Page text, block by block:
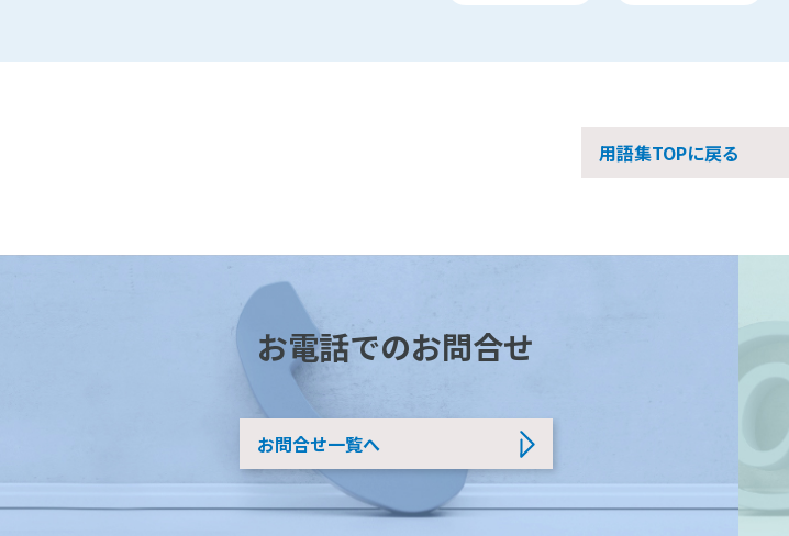
用語集TOPに戻る
お電話でのお問合せ
お問合せ一覧へ